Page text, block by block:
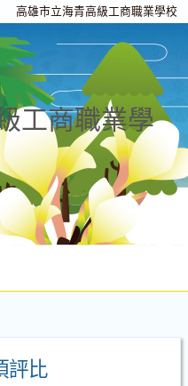
高雄市立海青高級工商職業學校
工商職業學
評比